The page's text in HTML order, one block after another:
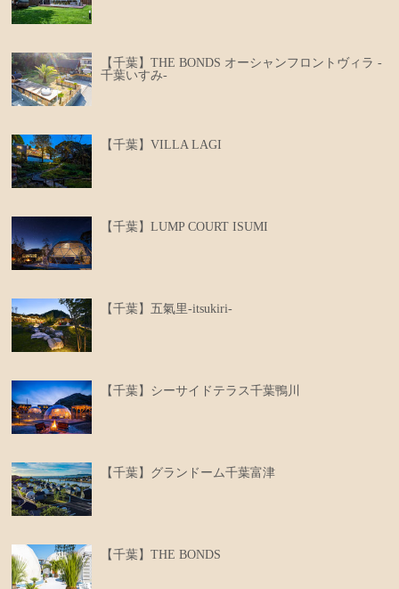
【千葉】THE BONDS オーシャンフロントヴィラ -
千葉いすみ-
【千葉】VILLA LAGI
【千葉】LUMP COURT ISUMI
【千葉】五氣里-itsukiri-
【千葉】シーサイドテラス千葉鴨川
【千葉】グランドーム千葉富津
【千葉】THE BONDS